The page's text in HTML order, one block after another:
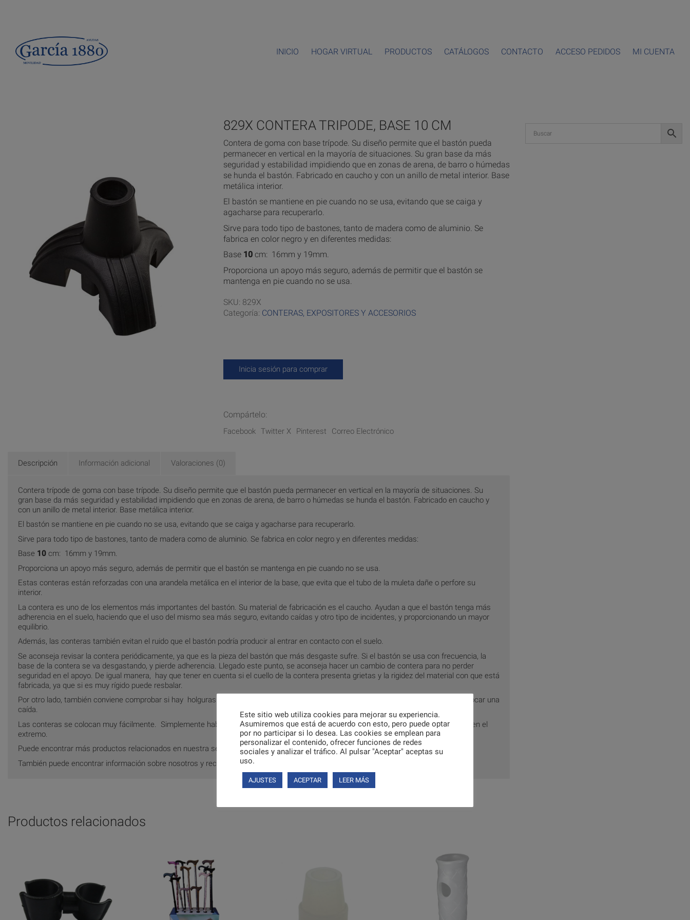
INICIO HOGAR VIRTUAL PRODUCTOS CATÁLOGOS CONTACTO ACCESO PEDIDOS MI CUENTA
829X CONTERA TRIPODE, BASE 10 CM
Contera de goma con base trípode. Su diseño permite que el bastón pueda
permanecer en vertical en la mayoría de situaciones. Su gran base da más
seguridad y estabilidad impidiendo que en zonas de arena, de barro o húmedas
se hunda el bastón. Fabricado en caucho y con un anillo de metal interior. Base
metálica interior.
El bastón se mantiene en pie cuando no se usa, evitando que se caiga y
agacharse para recuperarlo.
Sirve para todo tipo de bastones, tanto de madera como de aluminio. Se
fabrica en color negro y en diferentes medidas:
Base 10 cm: 16mm y 19mm.
Proporciona un apoyo más seguro, además de permitir que el bastón se
mantenga en pie cuando no se usa.
SKU: 829X
Categoría: CONTERAS, EXPOSITORES Y ACCESORIOS
Inicia sesión para comprar
Compártelo:
Facebook Twitter X Pinterest Correo Electrónico
Descripción Información adicional Valoraciones (0)
Contera trípode de goma con base trípode. Su diseño permite que el bastón pueda permanecer en vertical en la mayoría de situaciones. Su
gran base da más seguridad y estabilidad impidiendo que en zonas de arena, de barro o húmedas se hunda el bastón. Fabricado en caucho y
con un anillo de metal interior. Base metálica interior.
El bastón se mantiene en pie cuando no se usa, evitando que se caiga y agacharse para recuperarlo.
Sirve para todo tipo de bastones, tanto de madera como de aluminio. Se fabrica en color negro y en diferentes medidas:
Base 10 cm: 16mm y 19mm.
Proporciona un apoyo más seguro, además de permitir que el bastón se mantenga en pie cuando no se usa.
Estas conteras están reforzadas con una arandela metálica en el interior de la base, que evita que el tubo de la muleta dañe o perfore su
interior.
La contera es uno de los elementos más importantes del bastón. Su material de fabricación es el caucho. Ayudan a que el bastón tenga más
adherencia en el suelo, haciendo que el uso del mismo sea más seguro, evitando caídas y otro tipo de incidentes, y proporcionando un mayor
equilibrio.
Además, las conteras también evitan el ruido que el bastón podría producir al entrar en contacto con el suelo.
Se aconseja revisar la contera periódicamente, ya que es la pieza del bastón que más desgaste sufre. Si el bastón se usa con frecuencia, la
base de la contera se va desgastando, y pierde adherencia. Llegado este punto, se aconseja hacer un cambio de contera para no perder
seguridad en el apoyo. De igual manera, hay que tener en cuenta si el cuello de la contera presenta grietas y la rigidez del material con que está
fabricada, ya que si es muy rígido puede resbalar.
Por otro lado, también conviene comprobar si hay holguras entre la contera y el tubo del bastón, ya que se podría salir la contera y provocar una
caída.
Las conteras se colocan muy fácilmente. Simplemente habría que levantar el bastón, extraer la contera desgastada y colocar la nueva en el
extremo.
Puede encontrar más productos relacionados en nuestra sección
Expositores.
También puede encontrar información sobre nosotros y recomendaciones de uso de nuestros productos en
Productos relacionados
Este sitio web utiliza cookies para mejorar su experiencia.
Asumiremos que está de acuerdo con esto, pero puede optar
por no participar si lo desea. Las cookies se emplean para
personalizar el contenido, ofrecer funciones de redes
sociales y analizar el tráfico. Al pulsar "Aceptar" aceptas su
uso.
AJUSTES ACEPTAR LEER MÁS